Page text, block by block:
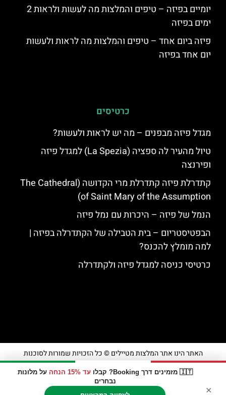
🇮🇹 מזמינים דרך Booking? קבלו עד 15% הנחה
על מלונות
נבחרים
×
יומיים בפיזה – טיפים והמלצות מה לעשות ולראות 2
ימים בפיזה
פיזה ביום אחד – טיפים והמלצות מה לראות ולעשות
יום אחד בפיזה
כרטיסים
מגדל פיזה מבפנים – מה יש לראות ולעשות?
טיול מהעיר לה ספציה (La Spezia) למגדל פיזה
ופירנצה
קתדרלת פיזה קתדרלת מרי הקדושה (The Cathedral
of Saint Mary of the Assumption)
הנמל של פיזה – היכרות עם נמל פיזה
הבפטיסטריום – בית הטבילה של הקתדרלה בפיזה |
למה מומלץ להכנס?
כרטיסי כניסה למגדל פיזה ולקתדרלה
האתר הינו אתר המלצות מטיילים © כל הזכויות שמורות לסוכנות
מדיניות פרטיות